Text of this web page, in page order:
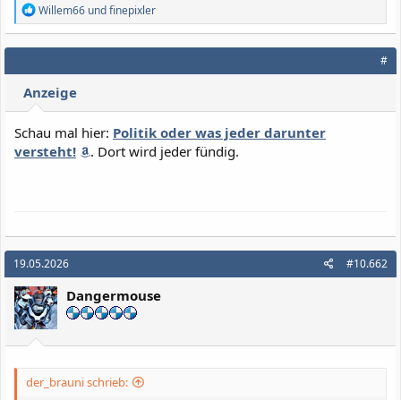
R
e
a
k
o
n
n
:
Willem66 undfinepixler
#
Anzeige
Schau mal hier: Politik oder was jeder darunter
versteht!
. Dort wird jeder fündig.
19.05.2026 #10.662
Dangermouse
der_brauni schrieb: